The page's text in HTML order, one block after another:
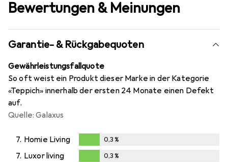
Bewertungen & Meinungen
Garantie- & Rückgabequoten
Gewährleistungsfallquote
So oft weist ein Produkt dieser Marke in der Kategorie
«Teppich» innerhalb der ersten 24 Monate einen Defekt
auf.
Quelle: Galaxus
7. Homie Living
0,3%
0,3%
7. Luxor living 0,3%